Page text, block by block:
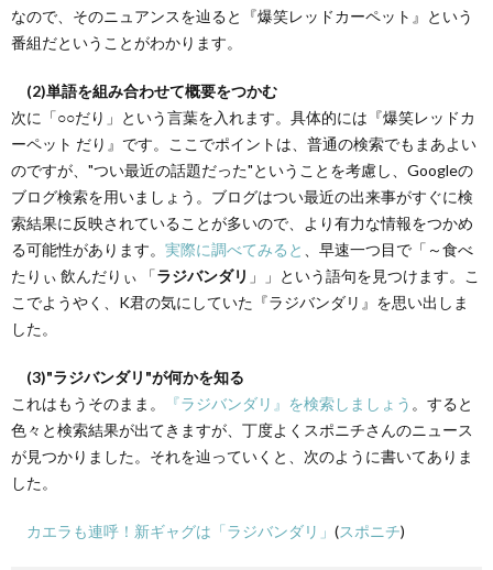
なので、そのニュアンスを辿ると『爆笑レッドカーペット』という
番組だということがわかります。
(2)単語を組み合わせて概要をつかむ
次に「○○だり」という言葉を入れます。具体的には『爆笑レッドカ
ーペット だり』です。ここでポイントは、普通の検索でもまあよい
のですが、"つい最近の話題だった"ということを考慮し、Googleの
ブログ検索を用いましょう。ブログはつい最近の出来事がすぐに検
索結果に反映されていることが多いので、より有力な情報をつかめ
る可能性があります。 実際に調べてみると
、早速一つ目で「～食べ
たりぃ 飲んだりぃ 「ラジバンダリ 」」という語句を見つけます。こ
こでようやく、K君の気にしていた『ラジバンダリ』を思い出しま
した。
(3)"ラジバンダリ"が何かを知る
これはもうそのまま。
『ラジバンダリ』を検索しましょう 。すると
色々と検索結果が出てきますが、丁度よくスポニチさんのニュース
が見つかりました。それを辿っていくと、次のように書いてありま
した。
カエラも連呼！新ギャグは「ラジバンダリ」 (スポニチ)